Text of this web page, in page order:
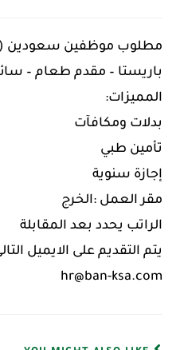
مطلوب موظفين سعودين
باريستا – مقدم طعام –
المميزات:
بدلات ومكافآت
تأمين طبي
إجازة سنوية
مقر العمل :الخرج
الراتب يحدد بعد المقابلة
يتم التقديم على الايميل